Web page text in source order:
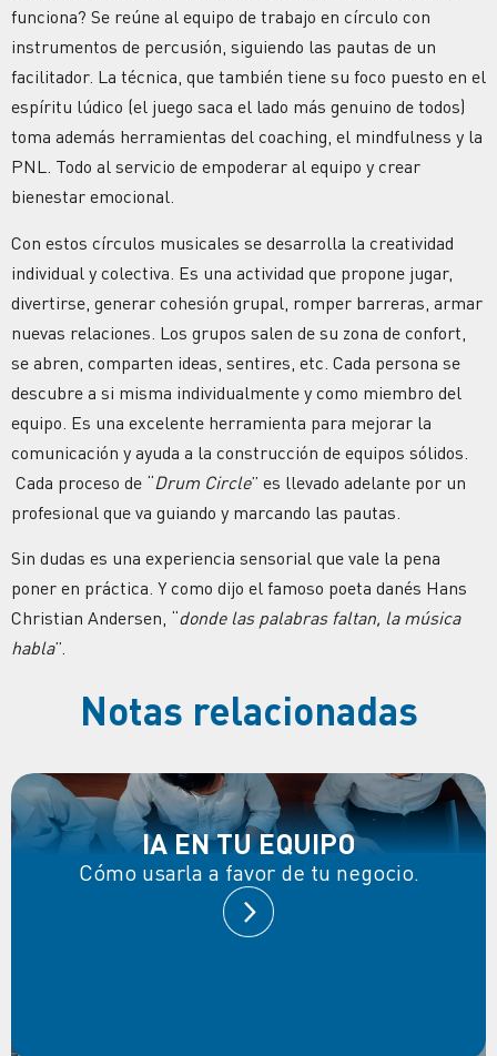
funciona? Se reúne al equipo de trabajo en círculo con
instrumentos de percusión, siguiendo las pautas de un
facilitador. La técnica, que también tiene su foco puesto en el
espíritu lúdico (el juego saca el lado más genuino de todos)
toma además herramientas del coaching, el mindfulness y la
PNL. Todo al servicio de empoderar al equipo y crear
bienestar emocional.
Con estos círculos musicales se desarrolla la creatividad
individual y colectiva. Es una actividad que propone jugar,
divertirse, generar cohesión grupal, romper barreras, armar
nuevas relaciones. Los grupos salen de su zona de confort,
se abren, comparten ideas, sentires, etc. Cada persona se
descubre a si misma individualmente y como miembro del
equipo. Es una excelente herramienta para mejorar la
comunicación y ayuda a la construcción de equipos sólidos.
Cada proceso de “Drum Circle” es llevado adelante por un
profesional que va guiando y marcando las pautas.
Sin dudas es una experiencia sensorial que vale la pena
poner en práctica. Y como dijo el famoso poeta danés Hans
Christian Andersen, “donde las palabras faltan, la música
habla”.
Notas relacionadas
IA EN TU EQUIPO
Cómo usarla a favor de tu negocio.